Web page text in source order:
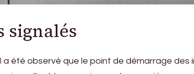
signalés
a été observé que le point de démarrage